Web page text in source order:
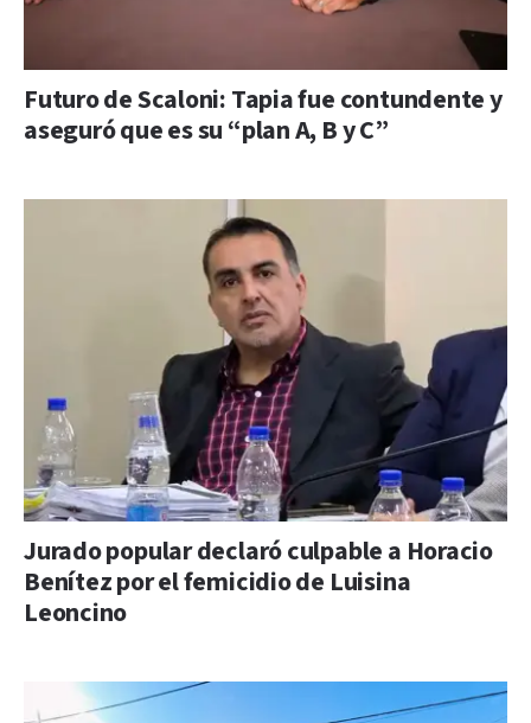
Futuro de Scaloni: Tapia fue contundente y
aseguró que es su “plan A, B y C”
Jurado popular declaró culpable a Horacio
Benítez por el femicidio de Luisina
Leoncino